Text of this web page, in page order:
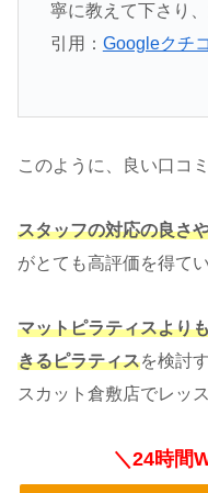
寧に教えて下さり
引用： Googleクチ
このように、良い口コ
スタッフの対応の良さ
がとても高評価を得てい
マットピラティスより
きるピラティスを検討
スカット倉敷店でレッ
＼24時間